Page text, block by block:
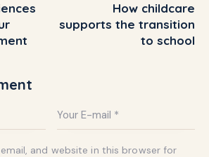
How childcare
supports the transition
to school
and website in this browser for